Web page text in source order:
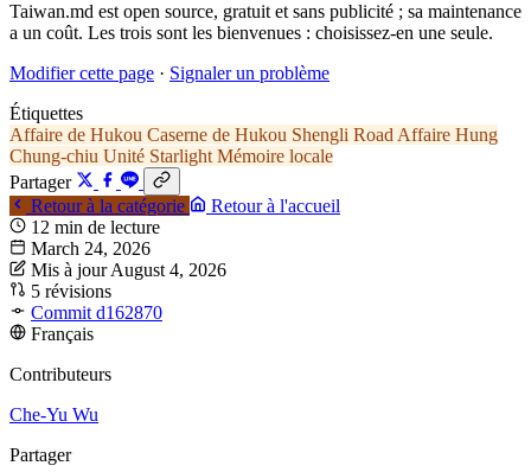
Taiwan.md est open source, gratuit et sans publicité ; sa maintenance
a un coût. Les trois sont les bienvenues : choisissez-en une seule.
Modifier cette page · Signaler un problème
Étiquettes
Affaire de Hukou Caserne de Hukou Shengli Road Affaire Hung
Chung-chiu Unité Starlight Mémoire locale
Partager
Retour à la catégorie
Retour à l'accueil
12 min de lecture
March 24, 2026
Mis à jour August 4, 2026
5 révisions
Commit d162870
Français
Contributeurs
Che-Yu Wu
Partager